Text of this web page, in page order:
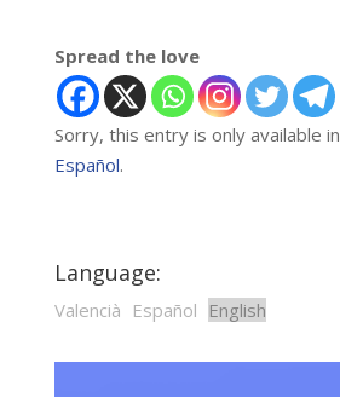
Spread the love
Sorry, this entry is only available in
Español.
Language:
Valencià Español English